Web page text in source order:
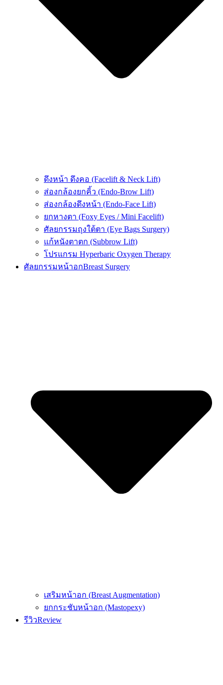
ดึงหน้า ดึงคอ (Facelift & Neck Lift)
ส่องกล้องยกคิ้ว (Endo-Brow Lift)
ส่องกล้องดึงหน้า (Endo-Face Lift)
ยกหางตา (Foxy Eyes / Mini Facelift)
ศัลยกรรมถุงใต้ตา (Eye Bags Surgery)
แก้หนังตาตก (Subbrow Lift)
โปรแกรม Hyperbaric Oxygen Therapy
ศัลยกรรมหน้าอกBreast Surgery
เสริมหน้าอก (Breast Augmentation)
ยกกระชับหน้าอก (Mastopexy)
รีวิวReview